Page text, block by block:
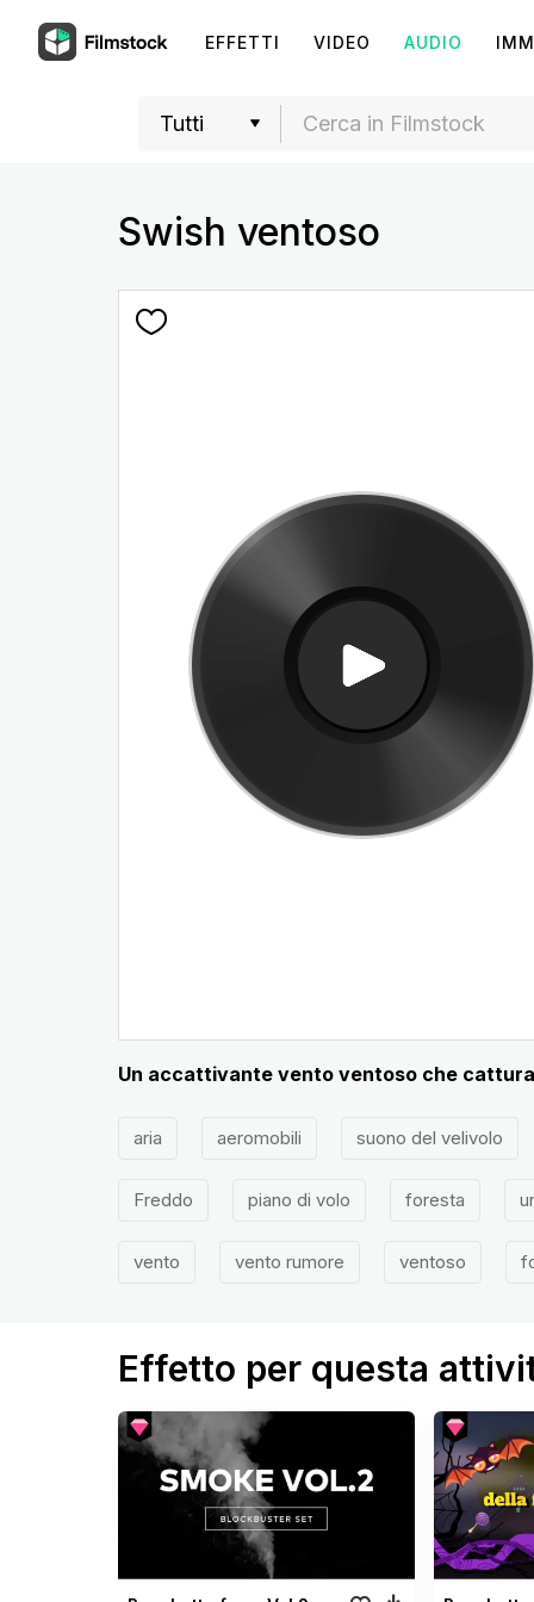
EFFETTI VIDEO AUDIO
Swish ventoso
Un accattivante vento ventoso che
aria aeromobili suono del velivolo
Freddo piano di volo foresta
vento vento rumore ventoso
Effetto per questa